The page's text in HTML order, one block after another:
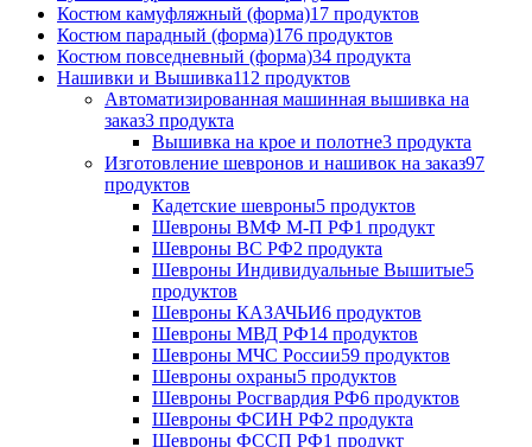
Костюм камуфляжный (форма)17 продуктов
Костюм парадный (форма)176 продуктов
Костюм повседневный (форма)34 продукта
Нашивки и Вышивка112 продуктов
Автоматизированная машинная вышивка на
заказ3 продукта
Вышивка на крое и полотне3 продукта
Изготовление шевронов и нашивок на заказ97
продуктов
Кадетские шевроны5 продуктов
Шевроны ВМФ М-П РФ1 продукт
Шевроны ВС РФ2 продукта
Шевроны Индивидуальные Вышитые5
продуктов
Шевроны КАЗАЧЬИ6 продуктов
Шевроны МВД РФ14 продуктов
Шевроны МЧС России59 продуктов
Шевроны охраны5 продуктов
Шевроны Росгвардия РФ6 продуктов
Шевроны ФСИН РФ2 продукта
Шевроны ФССП РФ1 продукт